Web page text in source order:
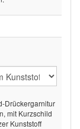
Drückergarnitur
mit Kurzschild
Kunststoff